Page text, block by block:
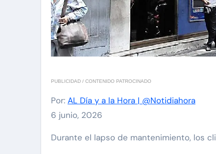
PUBLICIDAD / CONTENIDO PATROCINADO
Por: AL Día y a la Hora | @Notidiahora
6 junio, 2026
Durante el lapso de mantenimiento,